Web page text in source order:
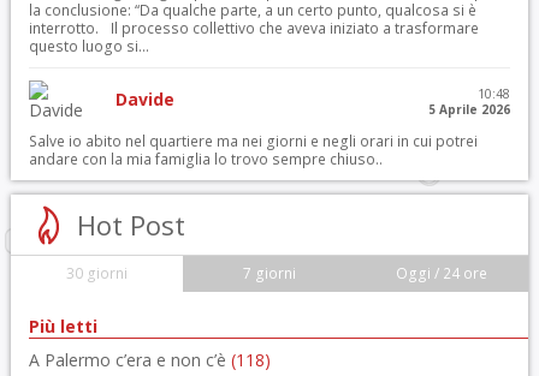
la conclusione: “Da qualche parte, a un certo punto, qualcosa si è
interrotto. Il processo collettivo che aveva iniziato a trasformare
questo luogo si...
Davide
10:48
5 Aprile 2026
Salve io abito nel quartiere ma nei giorni e negli orari in cui potrei
andare con la mia famiglia lo trovo sempre chiuso..
Hot Post
30 giorni 7 giorni Oggi / 24 ore
Più letti
A Palermo c’era e non c’è (118)